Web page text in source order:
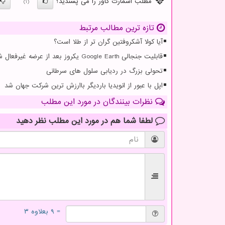
تازه ترین مطالب مرتبط
آیا کولا آشکروفتین گران تر از طلا است؟
قابلیت جنجالی Google Earth یکروز بعد از عرضه غیرفعال شد
تحولی بزرگ در ردیابی سلول های سرطانی
اپل با عبور از انویدیا باردیگر باارزش ترین شرکت جهان شد
نظرات بینندگان در مورد این مطلب
لطفا شما هم در مورد این مطلب نظر دهید
= ۹ بعلاوه ۳